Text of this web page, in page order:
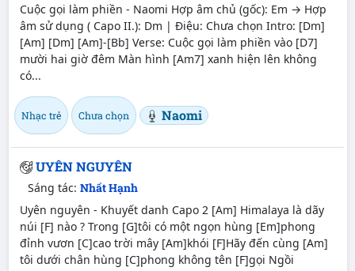
Cuộc gọi làm phiền - Naomi Hợp âm chủ (gốc): Em → Hợp
âm sử dụng ( Capo II.): Dm | Điệu: Chưa chọn Intro: [Dm]
[Am] [Dm] [Am]-[Bb] Verse: Cuộc gọi làm phiền vào [D7]
mười hai giờ đêm Màn hình [Am7] xanh hiện lên không
có...
Nhạc trẻ Chưa chọn Naomi
UYÊN NGUYÊN
Sáng tác: Nhất Hạnh
Uyên nguyên - Khuyết danh Capo 2 [Am] Himalaya là dãy
núi [F] nào ? Trong [G]tôi có một ngọn hùng [Em]phong
đỉnh vươn [C]cao trời mây [Am]khói [F]Hãy đến cùng [Am]
tôi dưới chân hùng [C]phong không tên [F]gọi Ngồi